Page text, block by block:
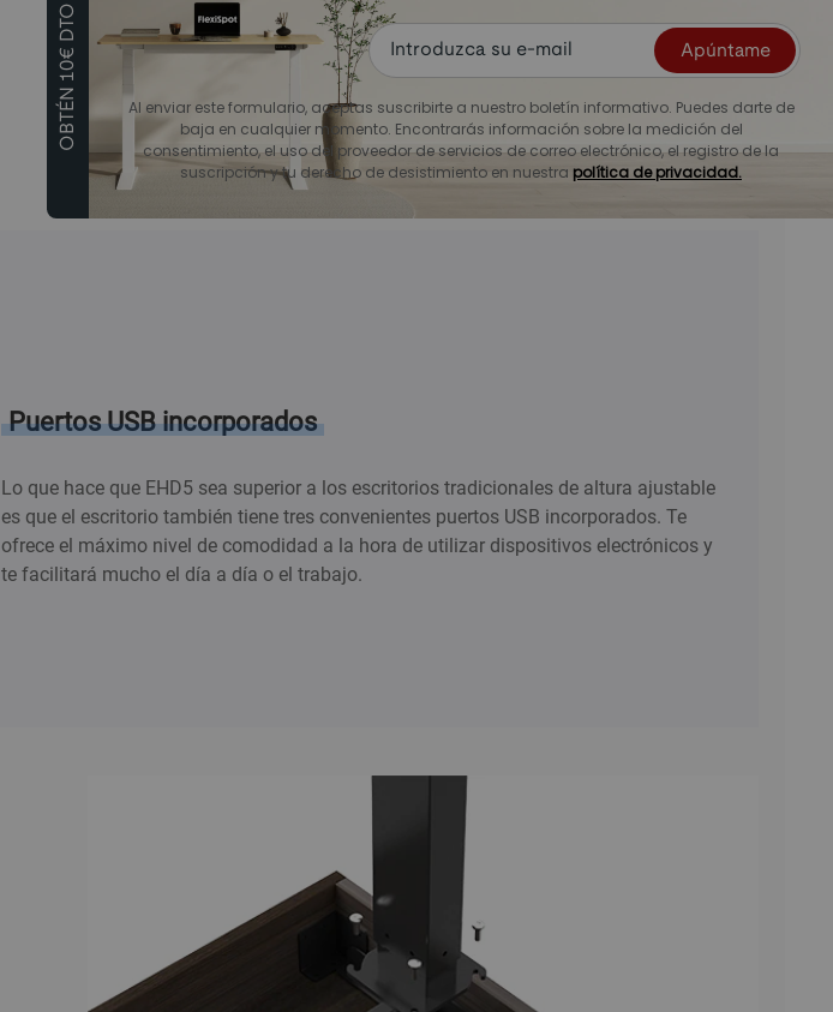
Puertos USB incorporados
Lo que hace que EHD5 sea superior a los escritorios tradicionales de altura ajustable
es que el escritorio también tiene tres convenientes puertos USB incorporados. Te
ofrece el máximo nivel de comodidad a la hora de utilizar dispositivos electrónicos y
te facilitará mucho el día a día o el trabajo.
OBTÉN 10€ DTO Apúntame
Al enviar este formulario, aceptas suscribirte a nuestro boletín informativo. Puedes darte de
baja en cualquier momento. Encontrarás información sobre la medición del
consentimiento, el uso del proveedor de servicios de correo electrónico, el registro de la
suscripción y tu derecho de desistimiento en nuestra política de privacidad.